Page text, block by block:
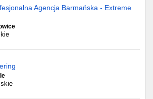
Agencja Barmańska - Extreme